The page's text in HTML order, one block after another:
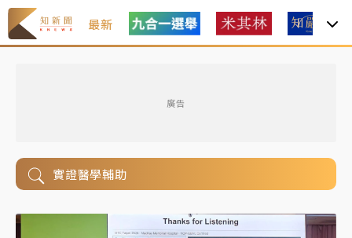
最新
廣告
實證醫學輔助